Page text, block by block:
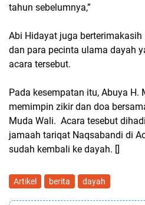
tahun sebelumnya,”
Abi Hidayat juga
dan para pecinta ulama dayah
acara tersebut.
Pada kesempatan itu, Abuya H.
memimpin zikir dan doa
Muda Wali. Acara tesebut
jamaah tariqat Naqsabandi di
sudah kembali ke dayah. []
Artikel berita dayah